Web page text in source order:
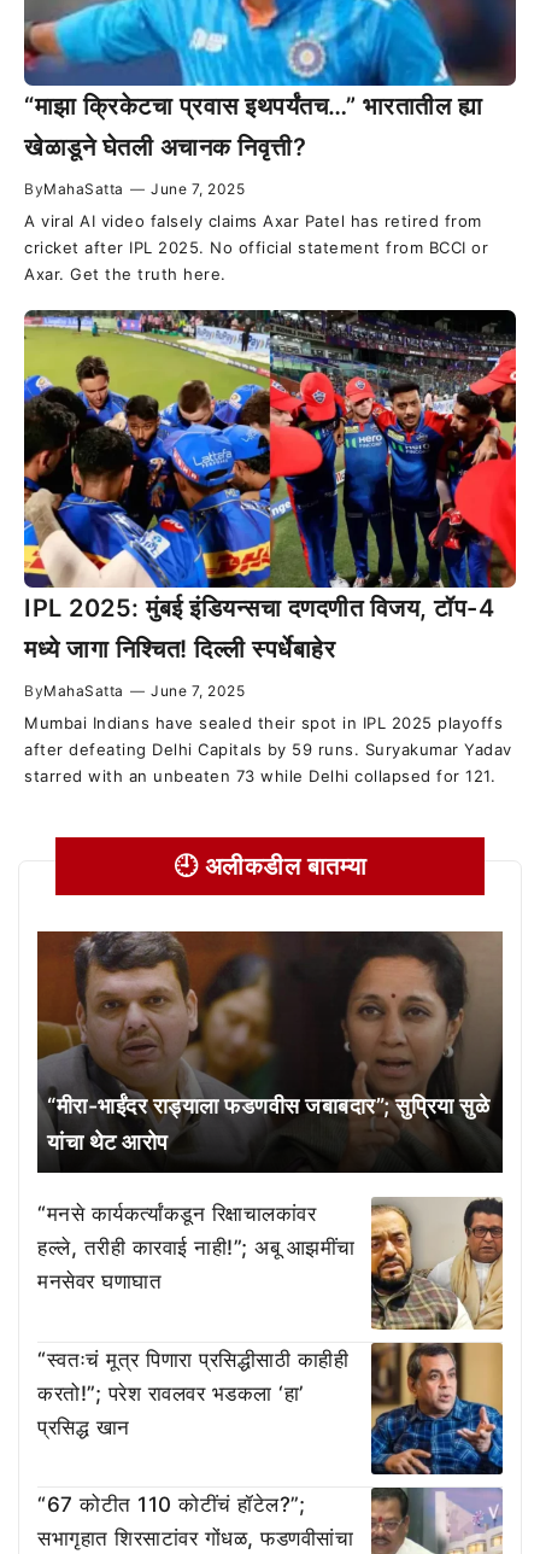
“माझा क्रिकेटचा प्रवास इथपर्यंतच…” भारतातील ह्या
खेळाडूने घेतली अचानक निवृत्ती?
ByMahaSatta — June 7, 2025
A viral AI video falsely claims Axar Patel has retired from
cricket after IPL 2025. No official statement from BCCI or
Axar. Get the truth here.
IPL 2025: मुंबई इंडियन्सचा दणदणीत विजय, टॉप-4
मध्ये जागा निश्चित! दिल्ली स्पर्धेबाहेर
ByMahaSatta — June 7, 2025
Mumbai Indians have sealed their spot in IPL 2025 playoffs
after defeating Delhi Capitals by 59 runs. Suryakumar Yadav
starred with an unbeaten 73 while Delhi collapsed for 121.
🕘 अलीकडील बातम्या
“मीरा-भाईंदर राड्याला फडणवीस जबाबदार”; सुप्रिया सुळे
यांचा थेट आरोप
“मनसे कार्यकर्त्यांकडून रिक्षाचालकांवर
हल्ले, तरीही कारवाई नाही!”; अबू आझमींचा
मनसेवर घणाघात
“स्वतःचं मूत्र पिणारा प्रसिद्धीसाठी काहीही
करतो!”; परेश रावलवर भडकला ‘हा’
प्रसिद्ध खान
“67 कोटीत 110 कोटींचं हॉटेल?”;
सभागृहात शिरसाटांवर गोंधळ, फडणवीसांचा